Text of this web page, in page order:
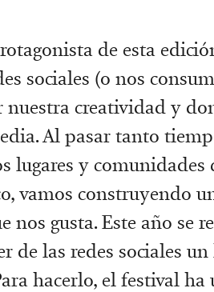
de esta
sociales (o nos
creatividad y
Al pasar tanto
lugares y comunidades
vamos construyendo
nos gusta. Este año se
de las redes sociales
hacerlo, el festival ha